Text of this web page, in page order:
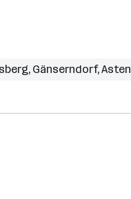
, Gänserndorf,Asten